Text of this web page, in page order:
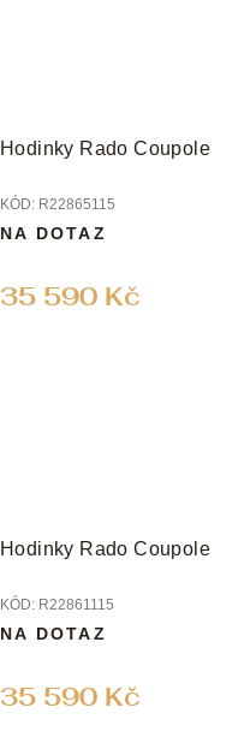
Hodinky Rado Coupole
KÓD: R22865115
35 590 Kč
NA DOTAZ
Hodinky Rado Coupole
KÓD: R22861115
35 590 Kč
NA DOTAZ